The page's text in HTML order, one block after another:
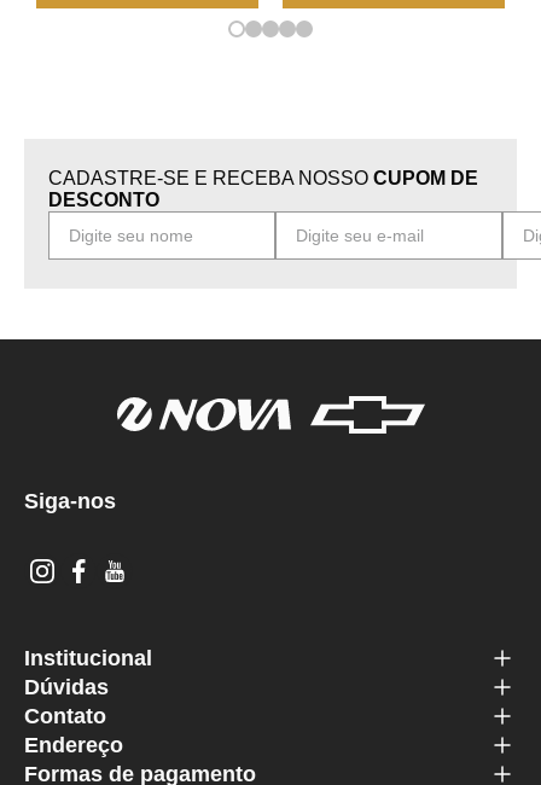
CADASTRE-SE E RECEBA NOSSO CUPOM DE
DESCONTO
Siga-nos
Institucional
Dúvidas
Contato
Endereço
Formas de pagamento